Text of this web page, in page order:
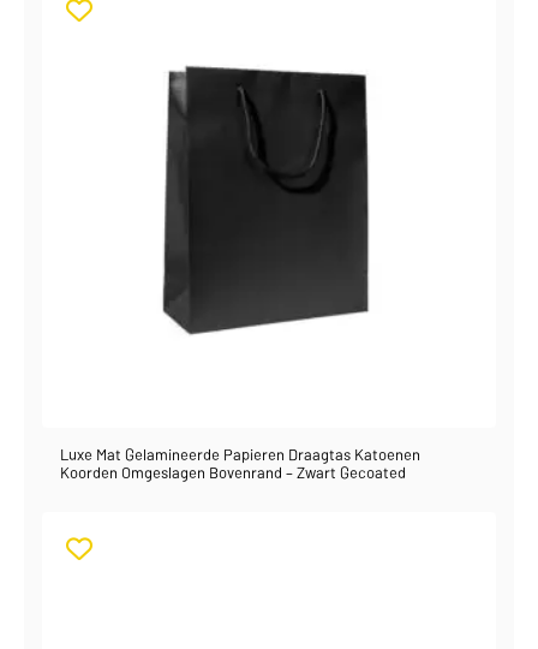
Luxe Mat Gelamineerde Papieren Draagtas Katoenen
Koorden Omgeslagen Bovenrand – Zwart Gecoated